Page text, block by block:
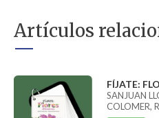
Artículos
FÍJATE:
SANJUAN
COLOMER,